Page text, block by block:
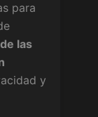
para
las
y